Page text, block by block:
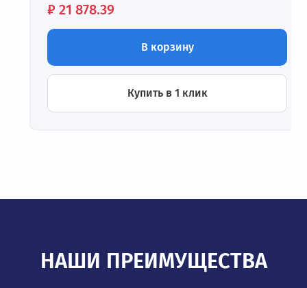
Цена:
₽ 21 878.39
В корзину
Купить в 1 клик
НАШИ ПРЕИМУЩЕСТВА